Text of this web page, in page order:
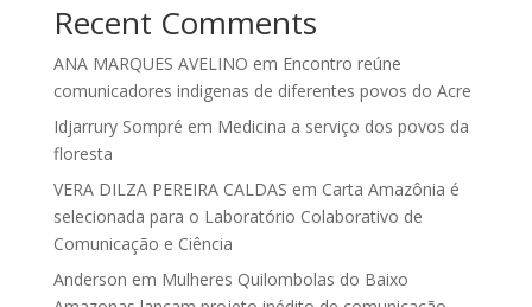
Recent Comments
ANA MARQUES AVELINO em Encontro reúne
comunicadores indigenas de diferentes povos do Acre
Idjarrury Sompré em Medicina a serviço dos povos da
floresta
VERA DILZA PEREIRA CALDAS em Carta Amazônia é
selecionada para o Laboratório Colaborativo de
Comunicação e Ciência
Anderson em Mulheres Quilombolas do Baixo